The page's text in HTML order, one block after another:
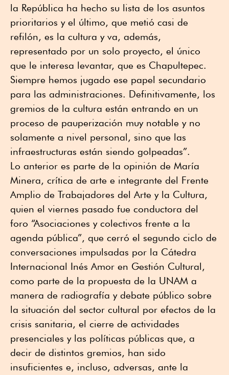
la República ha hecho su lista de los asuntos
prioritarios y el último, que metió casi de
refilón, es la cultura y va, además,
representado por un solo proyecto, el único
que le interesa levantar, que es Chapultepec.
Siempre hemos jugado ese papel secundario
para las administraciones. Definitivamente, los
gremios de la cultura están entrando en un
proceso de pauperización muy notable y no
solamente a nivel personal, sino que las
infraestructuras están siendo golpeadas”.
Lo anterior es parte de la opinión de María
Minera, crítica de arte e integrante del Frente
Amplio de Trabajadores del Arte y la Cultura,
quien el viernes pasado fue conductora del
foro “Asociaciones y colectivos frente a la
agenda pública”, que cerró el segundo ciclo de
conversaciones impulsadas por la Cátedra
Internacional Inés Amor en Gestión Cultural,
como parte de la propuesta de la UNAM a
manera de radiografía y debate público sobre
la situación del sector cultural por efectos de la
crisis sanitaria, el cierre de actividades
presenciales y las políticas públicas que, a
decir de distintos gremios, han sido
insuficientes e, incluso, adversas, ante la